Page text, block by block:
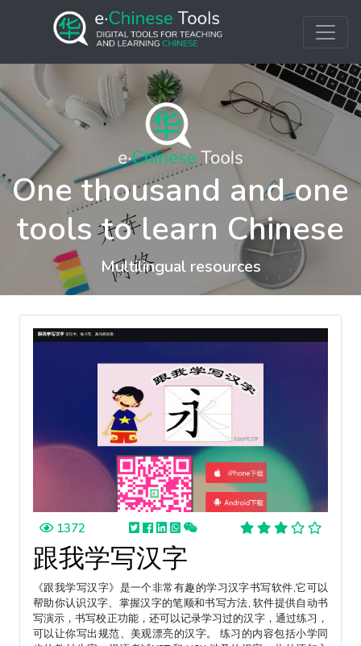
One thousand and one
tools to learn Chinese
Multilingual resources
1372
跟我学写汉字
《跟我学写汉字》是一个非常有趣的学习汉字书写软件,它可以
帮助你认识汉字、掌握汉字的笔顺和书写方法, 软件提供自动书
写演示，书写校正功能，还可以记录学习过的汉字，通过练习，
可以让你写出规范、美观漂亮的汉字。 练习的内容包括小学同